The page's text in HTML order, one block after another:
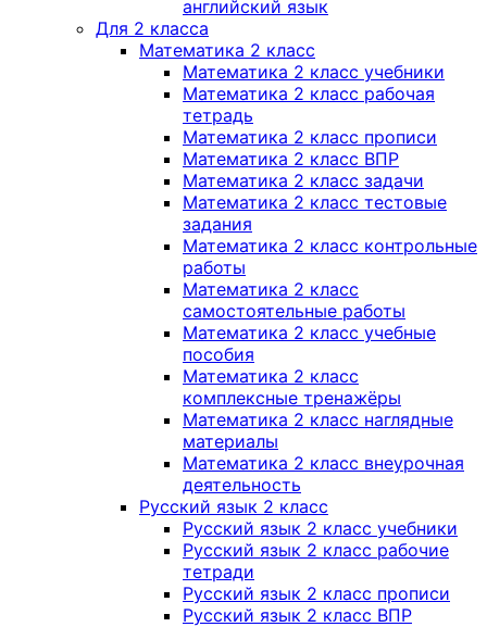
английский язык
Для 2 класса
Математика 2 класс
Математика 2 класс учебники
Математика 2 класс рабочая
тетрадь
Математика 2 класс прописи
Математика 2 класс ВПР
Математика 2 класс задачи
Математика 2 класс тестовые
задания
Математика 2 класс контрольные
работы
Математика 2 класс
самостоятельные работы
Математика 2 класс учебные
пособия
Математика 2 класс
комплексные тренажёры
Математика 2 класс наглядные
материалы
Математика 2 класс внеурочная
деятельность
Русский язык 2 класс
Русский язык 2 класс учебники
Русский язык 2 класс рабочие
тетради
Русский язык 2 класс прописи
Русский язык 2 класс ВПР